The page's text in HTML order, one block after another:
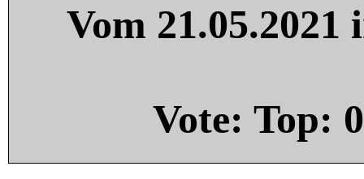
Vom
Vote: Top: 0